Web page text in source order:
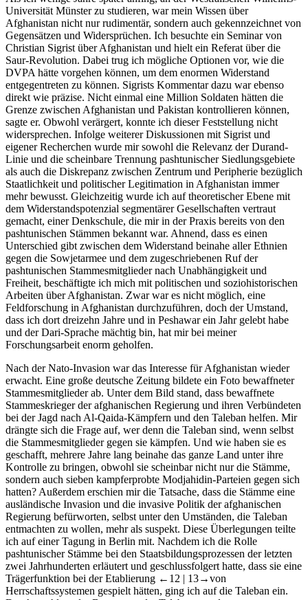
Universität Münster zu studieren, war mein Wissen über
Afghanistan nicht nur rudimentär, sondern auch gekennzeichnet von
Gegensätzen und Widersprüchen. Ich besuchte ein Seminar von
Christian Sigrist über Afghanistan und hielt ein Referat über die
Saur-Revolution. Dabei trug ich mögliche Optionen vor, wie die
DVPA hätte vorgehen können, um dem enormen Widerstand
entgegentreten zu können. Sigrists Kommentar dazu war ebenso
direkt wie präzise. Nicht einmal eine Million Soldaten hätten die
Grenze zwischen Afghanistan und Pakistan kontrollieren können,
sagte er. Obwohl verärgert, konnte ich dieser Feststellung nicht
widersprechen. Infolge weiterer Diskussionen mit Sigrist und
eigener Recherchen wurde mir sowohl die Relevanz der Durand-
Linie und die scheinbare Trennung pashtunischer Siedlungsgebiete
als auch die Diskrepanz zwischen Zentrum und Peripherie bezüglich
Staatlichkeit und politischer Legitimation in Afghanistan immer
mehr bewusst. Gleichzeitig wurde ich auf theoretischer Ebene mit
dem Widerstandspotenzial segmentärer Gesellschaften vertraut
gemacht, einer Denkschule, die mir in der Praxis bereits von den
pashtunischen Stämmen bekannt war. Ahnend, dass es einen
Unterschied gibt zwischen dem Widerstand beinahe aller Ethnien
gegen die Sowjetarmee und dem zugeschriebenen Ruf der
pashtunischen Stammesmitglieder nach Unabhängigkeit und
Freiheit, beschäftigte ich mich mit politischen und soziohistorischen
Arbeiten über Afghanistan. Zwar war es nicht möglich, eine
Feldforschung in Afghanistan durchzuführen, doch der Umstand,
dass ich dort dreizehn Jahre und in Peshawar ein Jahr gelebt habe
und der Dari-Sprache mächtig bin, hat mir bei meiner
Forschungsarbeit enorm geholfen.
Nach der Nato-Invasion war das Interesse für Afghanistan wieder
erwacht. Eine große deutsche Zeitung bildete ein Foto bewaffneter
Stammesmitglieder ab. Unter dem Bild stand, dass bewaffnete
Stammeskrieger der afghanischen Regierung und ihren Verbündeten
bei der Jagd nach Al-Qaida-Kämpfern und den Taleban helfen. Mir
drängte sich die Frage auf, wer denn die Taleban sind, wenn selbst
die Stammesmitglieder gegen sie kämpfen. Und wie haben sie es
geschafft, mehrere Jahre lang beinahe das ganze Land unter ihre
Kontrolle zu bringen, obwohl sie scheinbar nicht nur die Stämme,
sondern auch sieben kampferprobte Modjahidin-Parteien gegen sich
hatten? Außerdem erschien mir die Tatsache, dass die Stämme eine
ausländische Invasion und die invasive Politik der afghanischen
Regierung befürworten, selbst unter den Umständen, die Taleban
entmachten zu wollen, mehr als suspekt. Diese Überlegungen teilte
ich auf einer Tagung in Berlin mit. Nachdem ich die Rolle
pashtunischer Stämme bei den Staatsbildungsprozessen der letzten
zwei Jahrhunderten erläutert und geschlussfolgert hatte, dass sie eine
Trägerfunktion bei der Etablierung ←12 | 13→von
Herrschaftssystemen gespielt hätten, ging ich auf die Taleban ein.